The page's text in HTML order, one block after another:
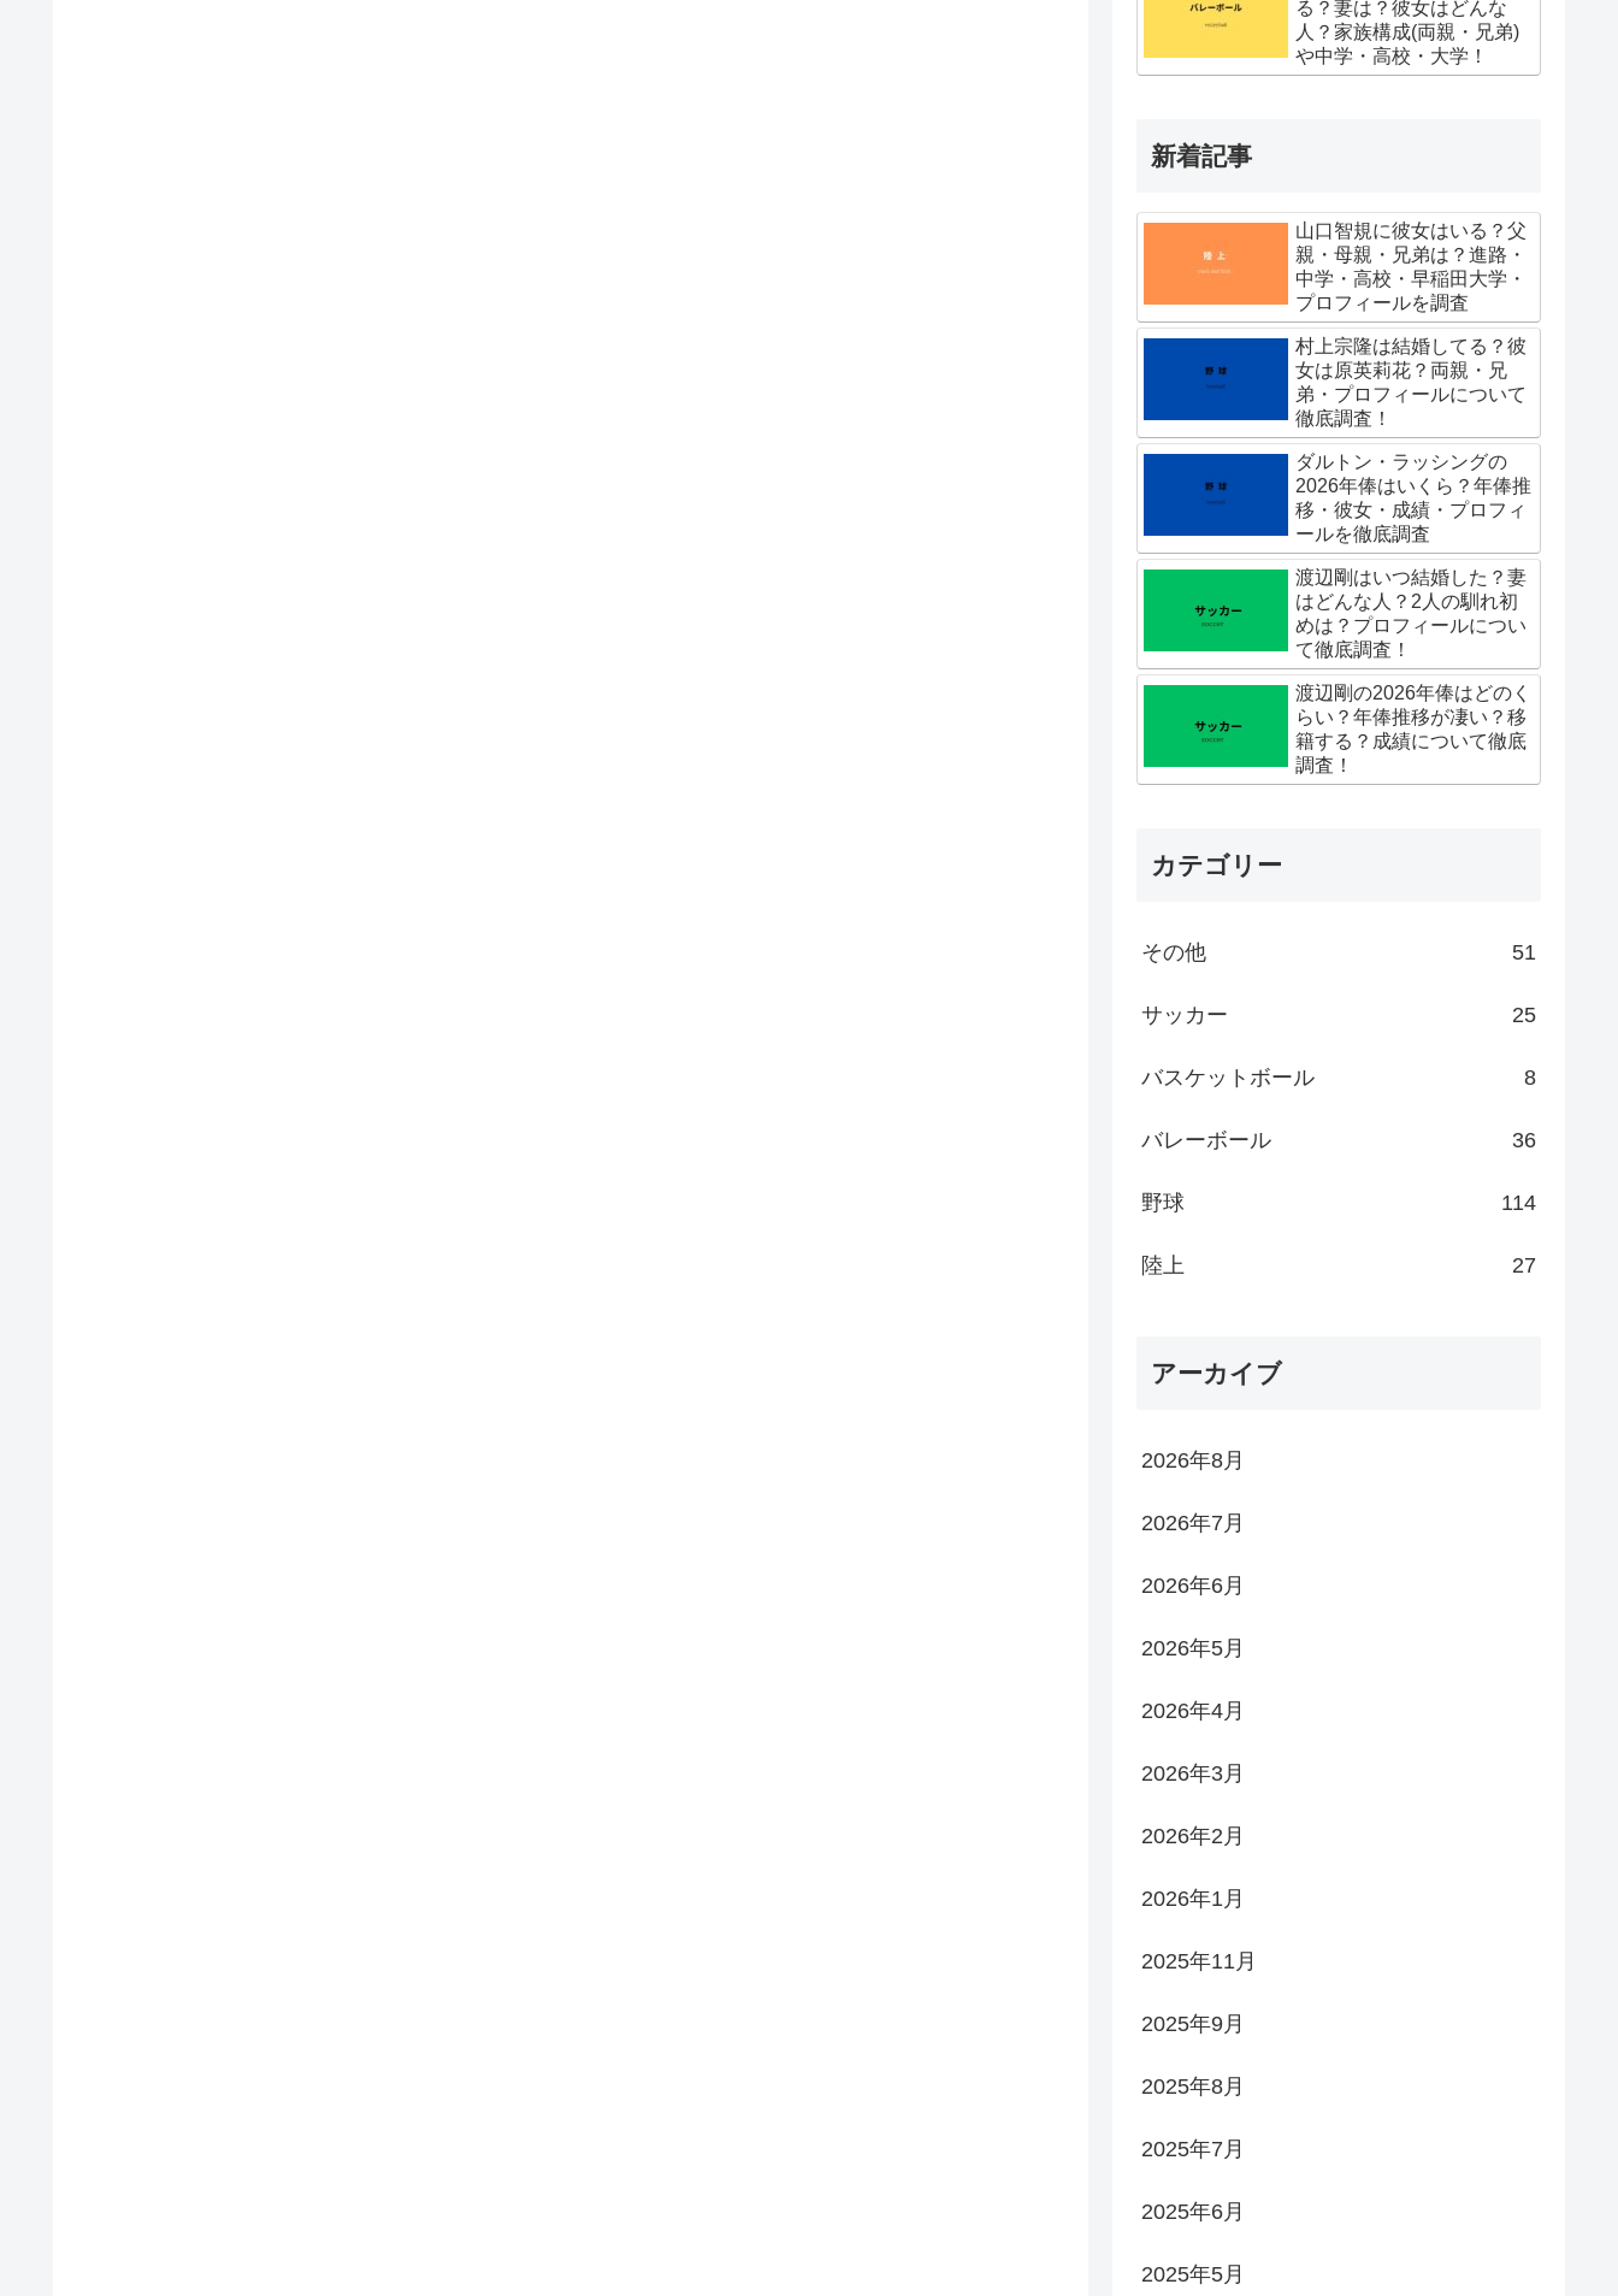
る？妻は？彼女はどんな
人？家族構成(両親・兄弟)
や中学・高校・大学！
新着記事
山口智規に彼女はいる？父
親・母親・兄弟は？進路・
中学・高校・早稲田大学・
プロフィールを調査
村上宗隆は結婚してる？彼
女は原英莉花？両親・兄
弟・プロフィールについて
徹底調査！
ダルトン・ラッシングの
2026年俸はいくら？年俸推
移・彼女・成績・プロフィ
ールを徹底調査
渡辺剛はいつ結婚した？妻
はどんな人？2人の馴れ初
めは？プロフィールについ
て徹底調査！
渡辺剛の2026年俸はどのく
らい？年俸推移が凄い？移
籍する？成績について徹底
調査！
カテゴリー
その他 51
サッカー 25
バスケットボール 8
バレーボール 36
野球 114
陸上 27
アーカイブ
2026年8月
2026年7月
2026年6月
2026年5月
2026年4月
2026年3月
2026年2月
2026年1月
2025年11月
2025年9月
2025年8月
2025年7月
2025年6月
2025年5月